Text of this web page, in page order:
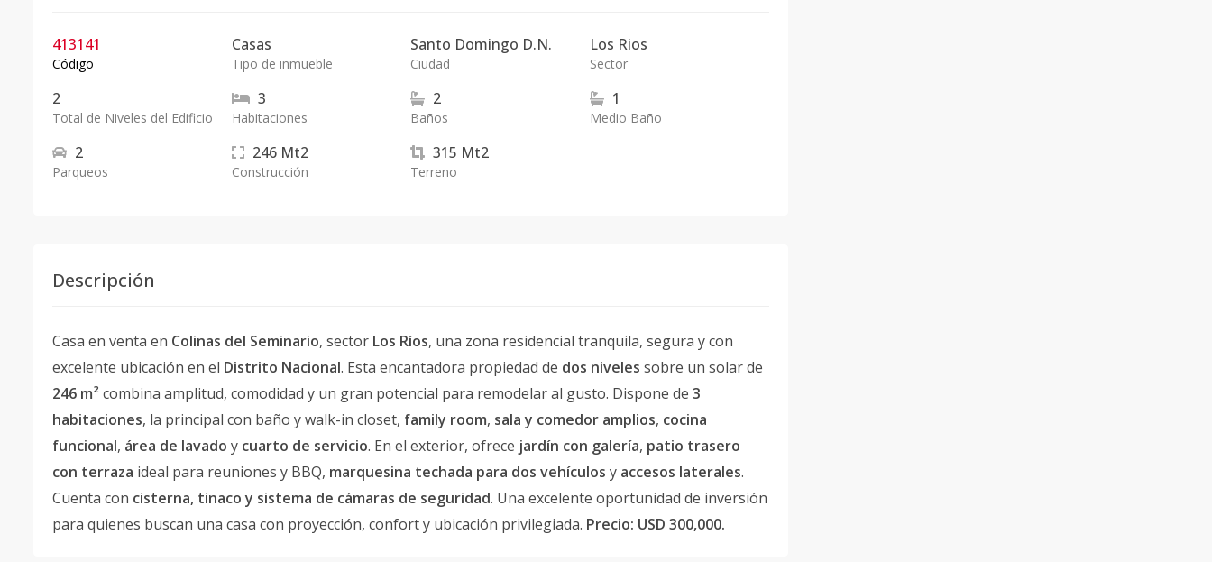
413141
Código
Casas
Tipo de inmueble
Santo Domingo D.N.
Ciudad
Los Rios
Sector
2
Total de Niveles del Edificio
3
Habitaciones
2
Baños
1
Medio Baño
2
Parqueos
246 Mt2
Construcción
315 Mt2
Terreno
Descripción
Casa en venta en Colinas del Seminario, sector Los Ríos, una zona residencial tranquila, segura y con
excelente ubicación en el Distrito Nacional. Esta encantadora propiedad de dos niveles sobre un solar de
246 m²combina amplitud, comodidad y un gran potencial para remodelar al gusto. Dispone de 3
habitaciones, la principal con baño y walk-in closet, family room, sala y comedor amplios, cocina
funcional, área de lavado y cuarto de servicio. En el exterior, ofrece jardín con galería, patio trasero
con terraza ideal para reuniones y BBQ, marquesina techada para dos vehículos y accesos laterales.
Cuenta con cisterna, tinaco y sistema de cámaras de seguridad. Una excelente oportunidad de inversión
para quienes buscan una casa con proyección, confort y ubicación privilegiada. Precio: USD 300,000.